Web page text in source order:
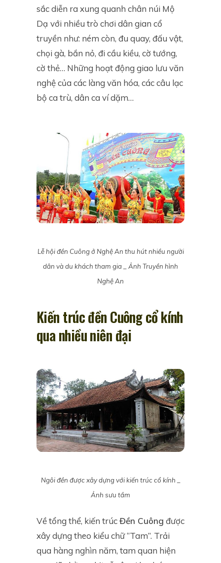
sắc diễn ra xung quanh chân núi Mộ
Dạ với nhiều trò chơi dân gian cổ
truyền như: ném còn, đu quay, đấu vật,
chọi gà, bắn nỏ, đi cầu kiều, cờ tướng,
cờ thẻ… Những hoạt động giao lưu văn
nghệ của các làng văn hóa, các câu lạc
bộ ca trù, dân ca ví dặm…
Lễ hội đền Cuông ở Nghệ An thu hút nhiều người
dân và du khách tham gia _ Ảnh Truyền hình
Nghệ An
Kiến trúc đền Cuông cổ kính
qua nhiều niên đại
Ngôi đền được xây dựng với kiến trúc cổ kính _
Ảnh sưu tầm
Về tổng thể, kiến trúcĐền Cuông được
xây dựng theo kiểu chữ “Tam”. Trải
qua hàng nghìn năm, tam quan hiện